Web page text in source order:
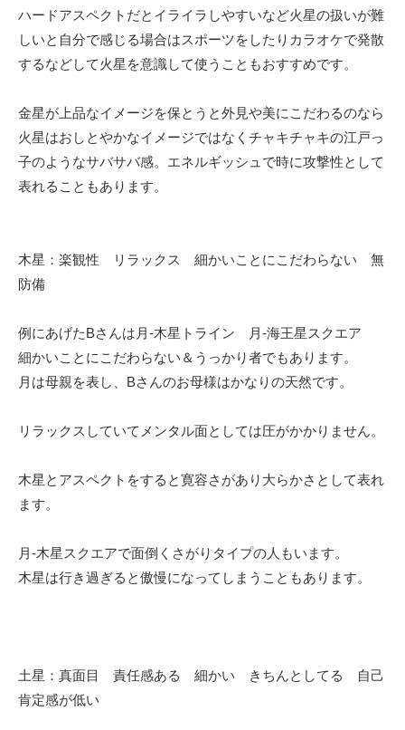
ハードアスペクトだとイライラしやすいなど火星の扱いが難
しいと自分で感じる場合はスポーツをしたりカラオケで発散
するなどして火星を意識して使うこともおすすめです。
金星が上品なイメージを保とうと外見や美にこだわるのなら
火星はおしとやかなイメージではなくチャキチャキの江戸っ
子のようなサバサバ感。エネルギッシュで時に攻撃性として
表れることもあります。
木星：楽観性 リラックス 細かいことにこだわらない 無
防備
例にあげたBさんは月-木星トライン 月-海王星スクエア
細かいことにこだわらない＆うっかり者でもあります。
月は母親を表し、Bさんのお母様はかなりの天然です。
リラックスしていてメンタル面としては圧がかかりません。
木星とアスペクトをすると寛容さがあり大らかさとして表れ
ます。
月-木星スクエアで面倒くさがりタイプの人もいます。
木星は行き過ぎると傲慢になってしまうこともあります。
土星：真面目 責任感ある 細かい きちんとしてる 自己
肯定感が低い